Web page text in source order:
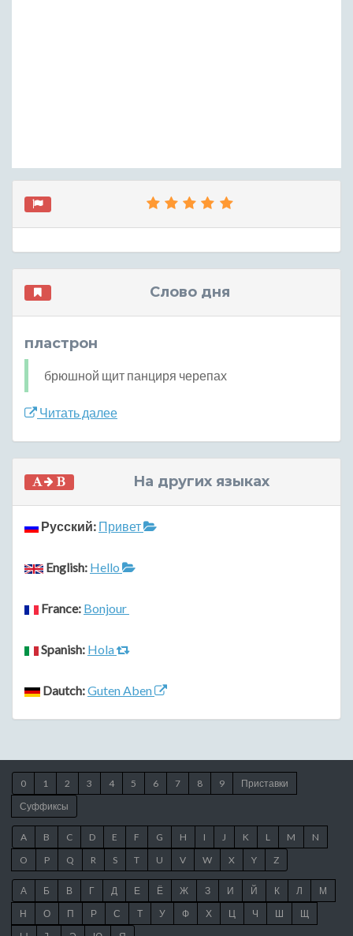
Слово дня
пластрон
брюшной щит панциря черепах
Читать далее
На других языках
Русский: Привет
English: Hello
France: Bonjour
Spanish: Hola
Dautch:Guten Aben
0 1 2 3 4 5 6 7 8 9
Приставки
Суффиксы
A B C D E F G H I J K L M
N
O
P Q R S T U V W X Y Z
А Б В Г Д Е Ё Ж З И Й К Л
М
Н
О П Р С Т У Ф Х Ц Ч Ш
Щ